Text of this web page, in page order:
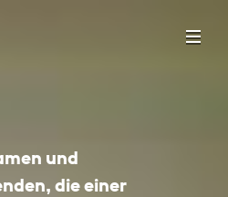
und
die einer